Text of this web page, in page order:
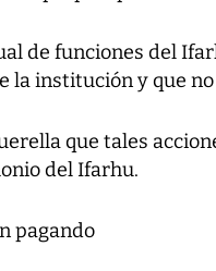
de funciones del
la institución y que
que tales
del Ifarhu.
pagando